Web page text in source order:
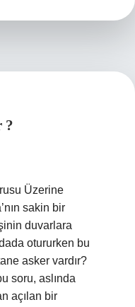
?
Üzerine
sakin bir
duvarlara
otururken bu
asker vardır?
soru, aslında
açılan bir